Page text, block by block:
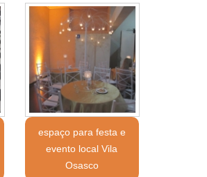
espaço para festa e
evento local Vila
Osasco